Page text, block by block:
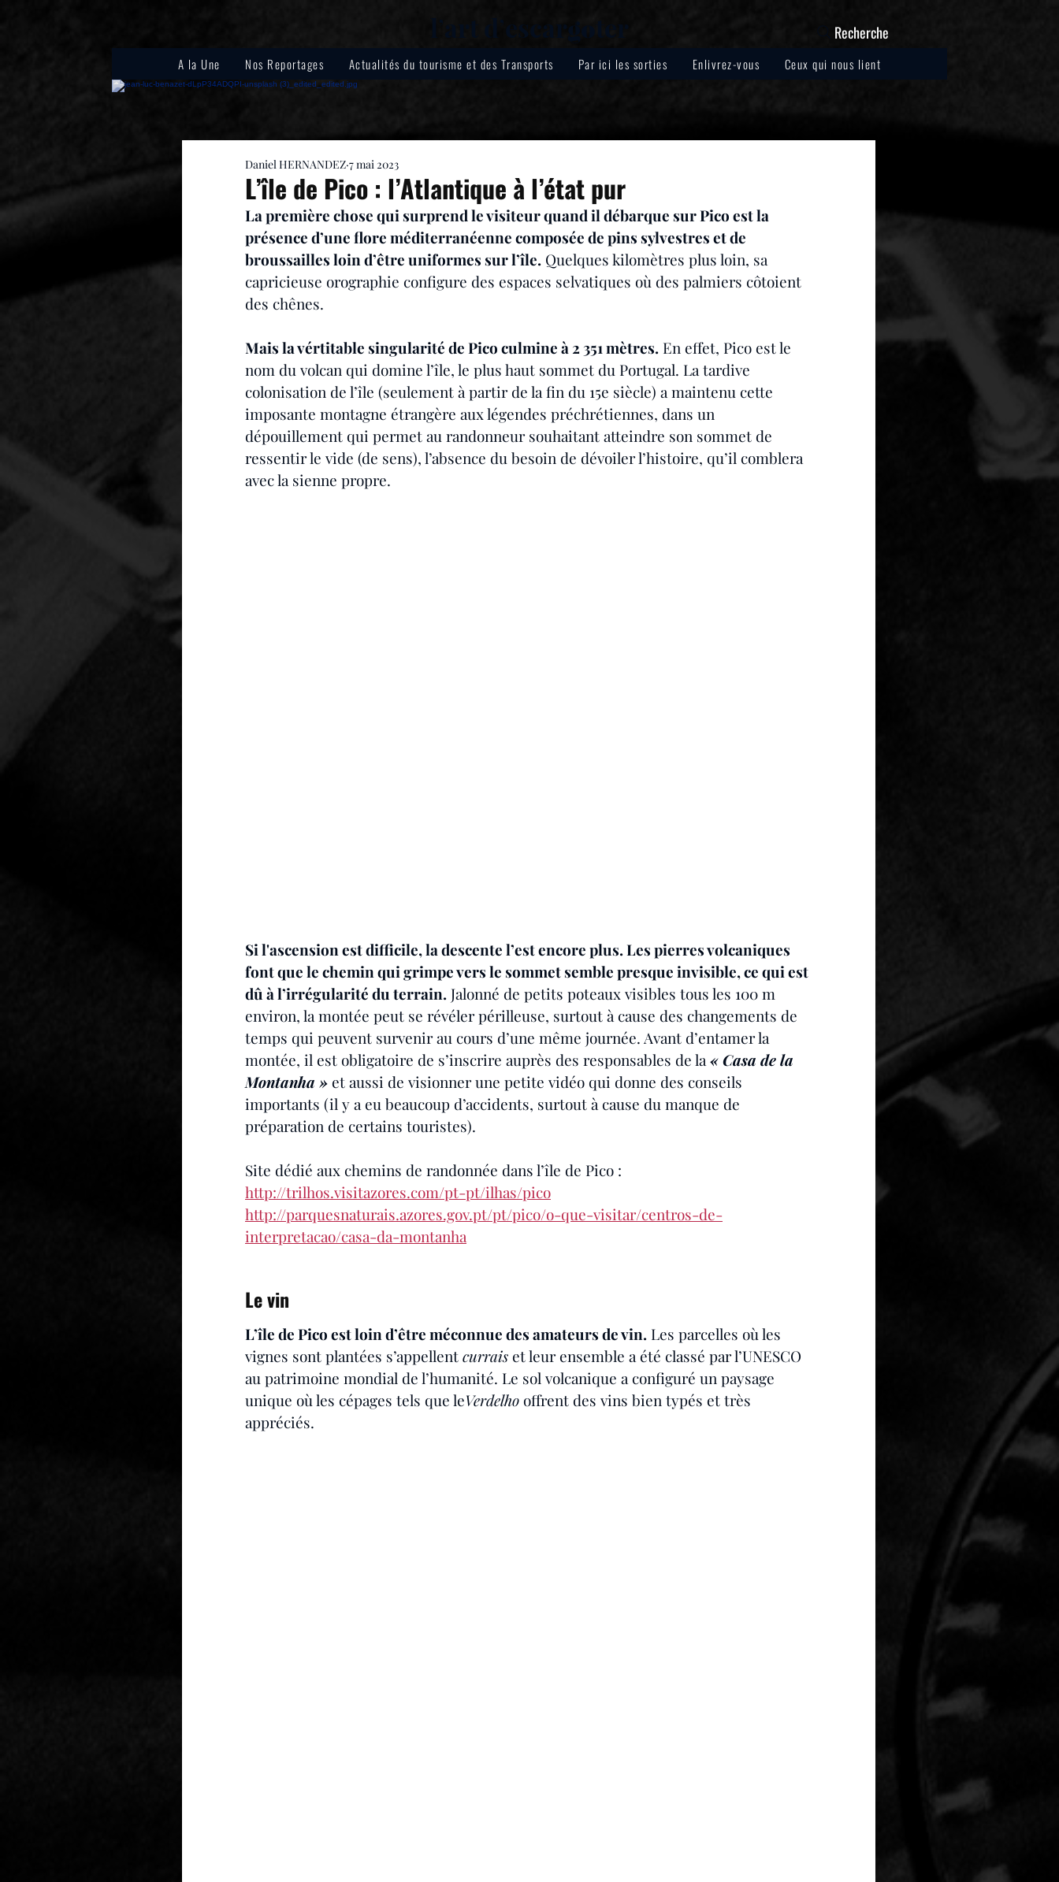
go Recherche
A la Une Nos Reportages Actualités du tourisme et des Transports Par ici les sorties Enlivrez-vous Ceux qui nous lient
L’île de Pico : l’Atlantique à l’état pur
Daniel HERNANDEZ 7 mai 2023
La première chose qui surprend le visiteur quand il débarque sur Pico est la
présence d’une flore méditerranéenne composée de pins sylvestres et de
broussailles loin d’être uniformes sur l’île. Quelques kilomètres plus loin, sa
capricieuse orographie configure des espaces selvatiques où des palmiers côtoient
des chênes.
Mais la vértitable singularité de Pico culmine à 2 351 mètres. En effet, Pico est le
nom du volcan qui domine l’île, le plus haut sommet du Portugal. La tardive
colonisation de l’île (seulement à partir de la fin du 15e siècle) a maintenu cette
imposante montagne étrangère aux légendes préchrétiennes, dans un
dépouillement qui permet au randonneur souhaitant atteindre son sommet de
ressentir le vide (de sens), l’absence du besoin de dévoiler l’histoire, qu’il comblera
avec la sienne propre.
Si l'ascension est difficile, la descente l’est encore plus. Les pierres volcaniques
font que le chemin qui grimpe vers le sommet semble presque invisible, ce qui est
dû à l’irrégularité du terrain. Jalonné de petits poteaux visibles tous les 100 m
environ, la montée peut se révéler périlleuse, surtout à cause des changements de
temps qui peuvent survenir au cours d’une même journée. Avant d’entamer la
montée, il est obligatoire de s’inscrire auprès des responsables de la « Casa de la
Montanha » et aussi de visionner une petite vidéo qui donne des conseils
importants (il y a eu beaucoup d’accidents, surtout à cause du manque de
préparation de certains touristes).
Site dédié aux chemins de randonnée dans l’île de Pico :
http://trilhos.visitazores.com/pt-pt/ilhas/pico
http://parquesnaturais.azores.gov.pt/pt/pico/o-que-visitar/centros-de-
interpretacao/casa-da-montanha
Le vin
L’île de Pico est loin d’être méconnue des amateurs de vin. Les parcelles où les
vignes sont plantées s’appellent currais et leur ensemble a été classé par l’UNESCO
au patrimoine mondial de l’humanité. Le sol volcanique a configuré un paysage
unique où les cépages tels que leVerdelho offrent des vins bien typés et très
appréciés.